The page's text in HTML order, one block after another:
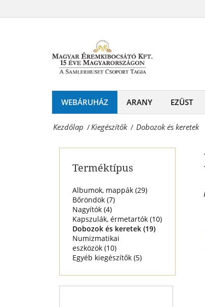
Magyar
Kft.
-
Érmék
emlékérmek
hivatalos
forgalmazója!
WEBÁRUHÁZ ARANY EZÜST
Kezdőlap /Kiegészítők / Dobozok és keretek
Terméktípus
Albumok, mappák (29)
Bőröndök (7)
Nagyítók (4)
Kapszulák, érmetartók (10)
Dobozok és keretek (19)
Numizmatikai
eszközök (10)
Egyéb kiegészítők (5)
emlékérmek
forgalmazója!